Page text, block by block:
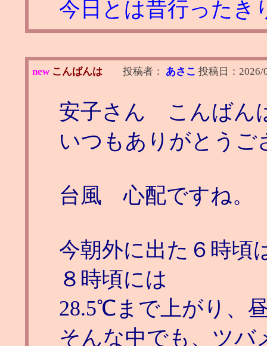
今日とは昔行ったき
new こんばんは 投稿者： あさこ 投稿日： 2026/
安子さん こんばん
いつもありがとうご
台風 心配ですね。
今朝外に出た６時頃
８時頃には
28.5℃まで上がり、
そんな中でも、ツバ